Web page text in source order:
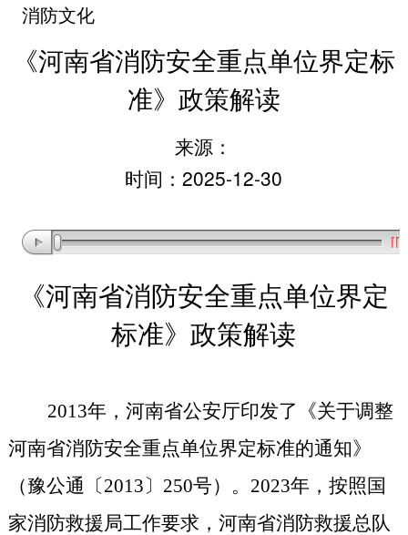
消防文化
《河南省消防安全重点单位界定标
准》政策解读
来源：
时间：2025-12-30
《河南省消防安全重点单位界定
标准》政策解读
2013年 ， 河南省公安厅印发了《关于调整
河南省消防安全重点单位界定标准的通知》
（豫公通〔2013〕 250号） 。 2023年 ， 按照国
家消防救援局工作要求 ， 河南省消防救援总队